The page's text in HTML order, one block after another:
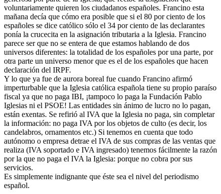
voluntariamente quieren los ciudadanos españoles. Francino esta
mañana decía que cómo era posible que si el 80 por ciento de los
españoles se dice católico sólo el 34 por ciento de las declarantes
ponía la crucecita en la asignación tributaria a la Iglesia. Francino
parece ser que no se entera de que estamos hablando de dos
universos diferentes: la totalidad de los españoles por una parte, por
otra parte un universo menor que es el de los españoles que hacen
declaración del IRPF.
Y lo que ya fue de aurora boreal fue cuando Francino afirmó
imperturbable que la Iglesia católica española tiene su propio paraíso
fiscal ya que no paga IBI, ¡tampoco lo paga la Fundación Pablo
Iglesias ni el PSOE! Las entidades sin ánimo de lucro no lo pagan,
están exentas. Se refirió al IVA que la Iglesia no paga, sin completar
la información: no paga IVA por los objetos de culto (es decir, los
candelabros, ornamentos etc.) Si tenemos en cuenta que todo
autónomo o empresa detrae el IVA de sus compras de las ventas que
realiza (IVA soportado e IVA ingresado) tenemos fácilmente la razón
por la que no paga el IVA la Iglesia: porque no cobra por sus
servicios.
Es simplemente indignante que éste sea el nivel del periodismo
español.